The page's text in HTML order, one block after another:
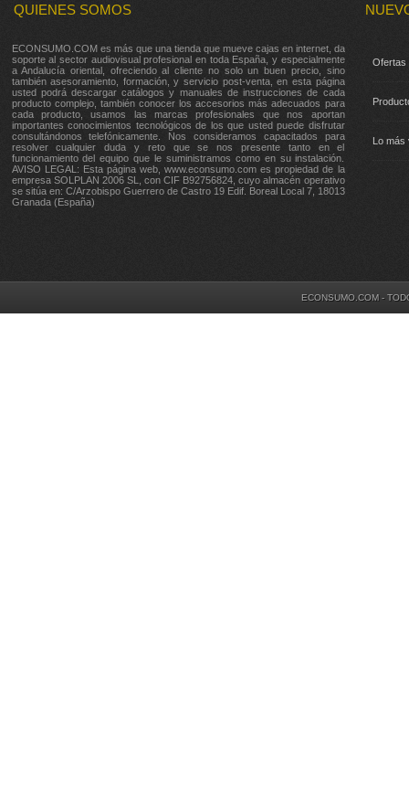
QUIENES SOMOS
ECONSUMO.COM es más que una tienda que mueve cajas en internet, da
soporte al sector audiovisual profesional en toda España, y especialmente
a Andalucía oriental, ofreciendo al cliente no solo un buen precio, sino
también asesoramiento, formación, y servicio post-venta, en esta página
usted podrá descargar catálogos y manuales de instrucciones de cada
producto complejo, también conocer los accesorios más adecuados para
cada producto, usamos las marcas profesionales que nos aportan
importantes conocimientos tecnológicos de los que usted puede disfrutar
consultándonos telefónicamente. Nos consideramos capacitados para
resolver cualquier duda y reto que se nos presente tanto en el
funcionamiento del equipo que le suministramos como en su instalación.
AVISO LEGAL: Esta página web, www.econsumo.com es propiedad de la
empresa SOLPLAN 2006 SL, con CIF B92756824, cuyo almacén operativo
se sitúa en: C/Arzobispo Guerrero de Castro 19 Edif. Boreal Local 7, 18013
Granada (España)
Ofertas
Lo más
ECONSUMO.COM -